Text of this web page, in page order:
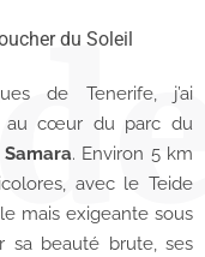
du Soleil
de Tenerife, j’ai
au cœur du parc du
. Environ 5 km
avec le Teide
mais exigeante sous
sa beauté brute, ses